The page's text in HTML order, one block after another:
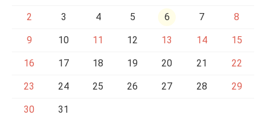
2 3 4 5 6 7 8
9 10 11 12 13 14 15
16 17 18 19 20 21 22
23 24 25 26 27 28 29
30 31